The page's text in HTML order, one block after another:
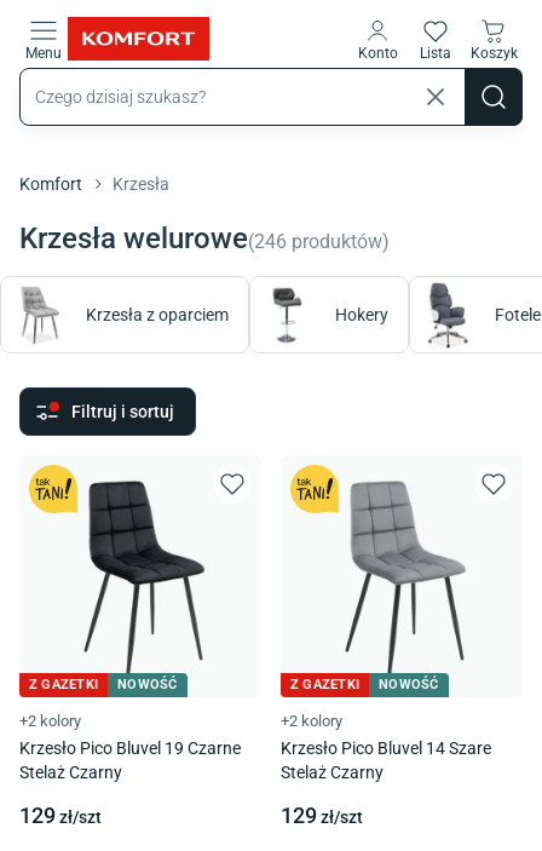
Menu Konto Lista Koszyk
Komfort Krzesła
Krzesła welurowe(246 produktów)
Krzesła z oparciem Hokery
Filtruj i sortuj
Z GAZETKI NOWOŚĆ
+2 kolory
Krzesło Pico Bluvel 19 Czarne
Stelaż Czarny
129zł/szt
Z GAZETKI NOWOŚĆ
+2 kolory
Krzesło Pico Bluvel 14 Szare
Stelaż Czarny
129zł/szt